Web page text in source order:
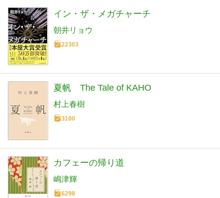
イン・ザ・メガチャーチ
朝井リョウ
22303
夏帆 The Tale of KAHO
村上春樹
3100
カフェーの帰り道
嶋津輝
6298